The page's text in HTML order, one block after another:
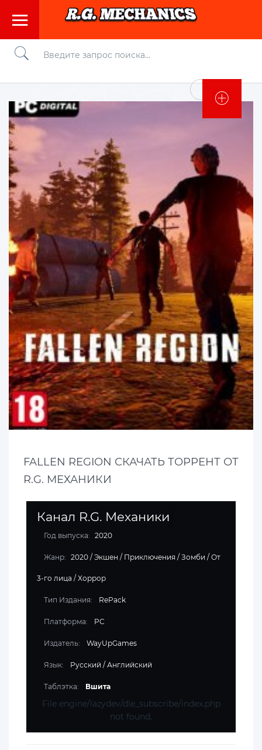
Войти
FALLEN REGION СКАЧАТЬ ТОРРЕНТ ОТ
R.G. МЕХАНИКИ
Канал R.G. Механики
Год выпуска: 2020
Жанр: 2020 / Экшен / Приключения / Зомби / От
3-го лица / Хоррор
Тип Издания: RePack
Платформа: PC
Издатель: WayUpGames
Язык: Русский / Английский
Таблэтка: Вшита
File engine/lazydev/dle_subscribe/index.php
not found.